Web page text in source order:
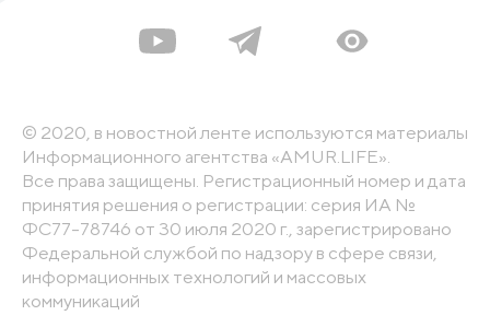
© 2020, в новостной ленте используются материалы
Информационного агентства «AMUR.LIFE».
Все права защищены. Регистрационный номер и дата
принятия решения о регистрации: серия ИА №
ФС77-78746 от 30 июля 2020 г., зарегистрировано
Федеральной службой по надзору в сфере связи,
информационных технологий и массовых
коммуникаций